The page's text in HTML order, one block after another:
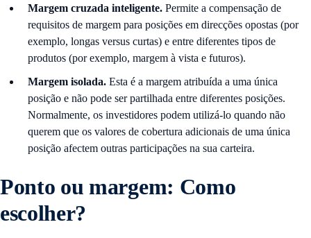
Margem cruzada inteligente. Permite a compensação de
requisitos de margem para posições em direcções opostas (por
exemplo, longas versus curtas) e entre diferentes tipos de
produtos (por exemplo, margem à vista e futuros).
Margem isolada. Esta é a margem atribuída a uma única
posição e não pode ser partilhada entre diferentes posições.
Normalmente, os investidores podem utilizá-lo quando não
querem que os valores de cobertura adicionais de uma única
posição afectem outras participações na sua carteira.
Ponto ou margem: Como
escolher?